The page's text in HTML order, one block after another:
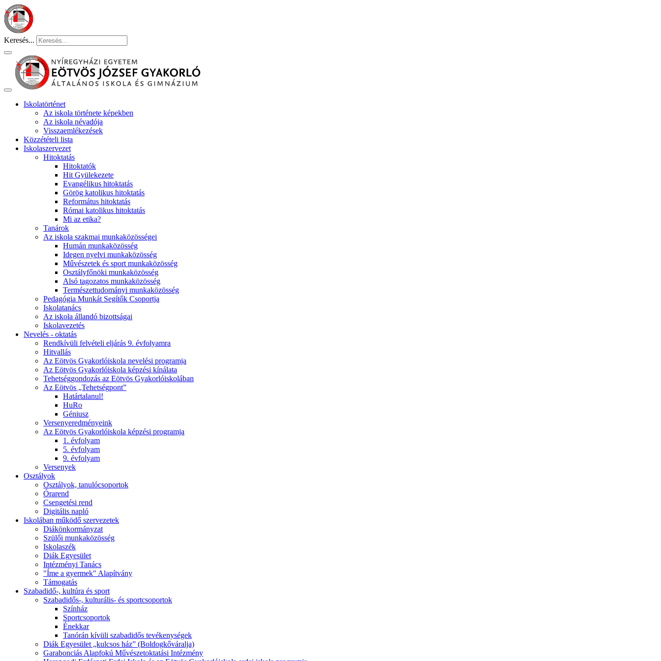
Keresés...
Iskolatörténet
Az iskola története képekben
Az iskola névadója
Visszaemlékezések
Közzétételi lista
Iskolaszervezet
Hitoktatás
Hitoktatók
Hit Gyülekezete
Evangélikus hitoktatás
Görög katolikus hitoktatás
Református hitoktatás
Római katolikus hitoktatás
Mi az etika?
Tanárok
Az iskola szakmai munkaközösségei
Humán munkaközösség
Idegen nyelvi munkaközösség
Művészetek és sport munkaközösség
Osztályfőnöki munkaközösség
Alsó tagozatos munkaközösség
Természettudományi munkaközösség
Pedagógia Munkát Segítők Csoportja
Iskolatanács
Az iskola állandó bizottságai
Iskolavezetés
Nevelés - oktatás
Rendkívüli felvételi eljárás 9. évfolyamra
Hitvallás
Az Eötvös Gyakorlóiskola nevelési programja
Az Eötvös Gyakorlóiskola képzési kínálata
Tehetséggondozás az Eötvös Gyakorlóiskolában
Az Eötvös „Tehetségpont”
Határtalanul!
HuRo
Géniusz
Versenyeredményeink
Az Eötvös Gyakorlóiskola képzési programja
1. évfolyam
5. évfolyam
9. évfolyam
Versenyek
Osztályok
Osztályok, tanulócsoportok
Órarend
Csengetési rend
Digitális napló
Iskolában működő szervezetek
Diákönkormányzat
Szülői munkaközösség
Iskolaszék
Diák Egyesület
Intézményi Tanács
"Íme a gyermek" Alapítvány
Támogatás
Szabadidő-, kultúra és sport
Szabadidős-, kulturális- és sportcsoportok
Színház
Sportcsoportok
Énekkar
Tanórán kívüli szabadidős tevékenységek
Diák Egyesület „kulcsos ház” (Boldogkőváralja)
Garabonciás Alapfokú Művészetoktatási Intézmény